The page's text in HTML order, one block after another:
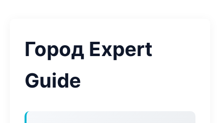
Город Expert
Guide